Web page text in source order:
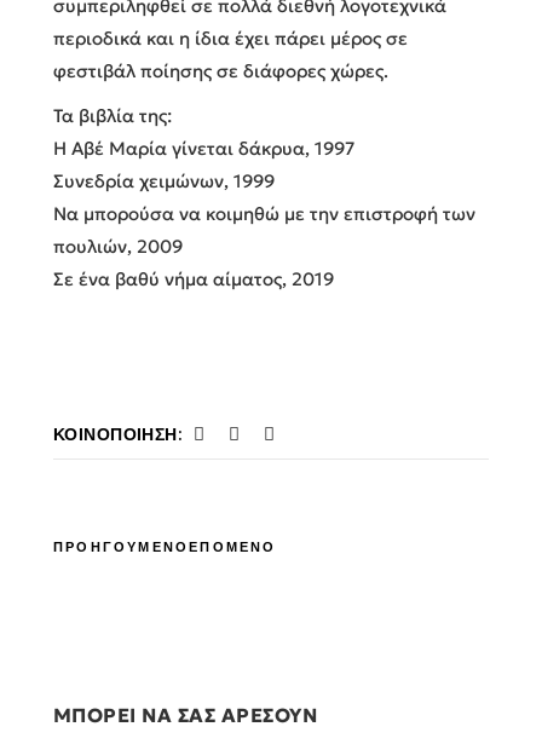
συμπεριληφθεί σε πολλά διεθνή λογοτεχνικά
περιοδικά και η ίδια έχει πάρει μέρος σε
φεστιβάλ ποίησης σε διάφορες χώρες.
Τα βιβλία της:
Η Αβέ Μαρία γίνεται δάκρυα, 1997
Συνεδρία χειμώνων, 1999
Να μπορούσα να κοιμηθώ με την επιστροφή των
πουλιών, 2009
Σε ένα βαθύ νήμα αίματος, 2019
ΚΟΙΝΟΠΟΊΗΣΗ:
ΠΡΟΗΓΟΥΜΕΝΟΕΠΟΜΕΝΟ
ΜΠΟΡΕΙ ΝΑ ΣΑΣ ΑΡΕΣΟΥΝ